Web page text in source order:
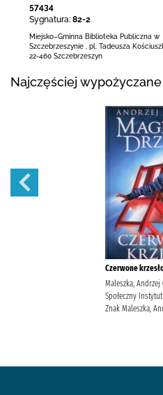
57434
Sygnatura: 82-2
Miejsko–Gminna Biblioteka Publiczna w
Szczebrzeszynie
pl. Tadeusza
22-460 Szczebrzeszyn
Najczęściej wypożyczane
Czerwone
Maleszka, Andrzej
Społeczny
Znak Maleszka,